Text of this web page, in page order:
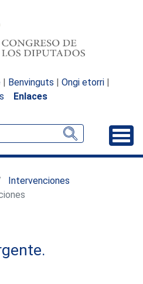
| Benvinguts | Ongi etorri |
Enlaces
Intervenciones